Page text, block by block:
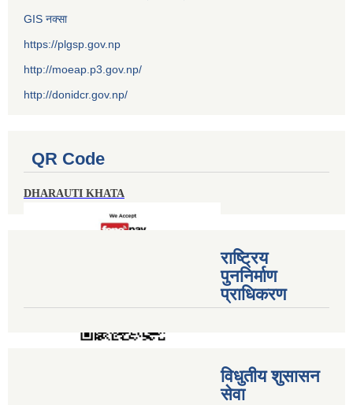
GIS नक्सा
https://plgsp.gov.np
http://moeap.p3.gov.np/
http://donidcr.gov.np/
QR Code
DHARAUTI KHATA
राष्ट्रिय
पुननिर्माण
प्राधिकरण
विधुतीय शुसासन
सेवा